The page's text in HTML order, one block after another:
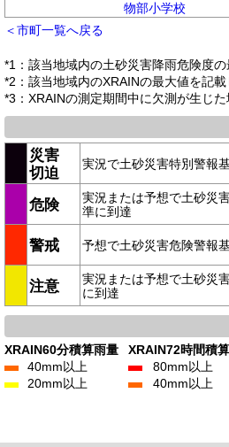
物部小学校
＜市町一覧へ戻る
*1：該当地域内の土砂災害降雨危険度の
*2：該当地域内のXRAINの最大値を記
*3：XRAINの測定期間中に欠測が生じ
災害
切迫
実況で土砂災害特別警報
危険
実況または予想で土砂災
準に到達
警戒
予想で土砂災害危険警報
注意
実況または予想で土砂災
に到達
XRAIN60分積算雨量
40mm以上
20mm以上
XRAIN72時間積
80mm以上
40mm以上